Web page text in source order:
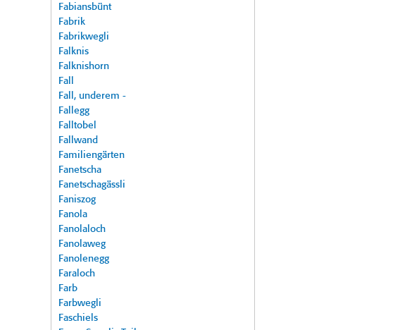
Fabiansbünt
Fabrik
Fabrikwegli
Falknis
Falknishorn
Fall
Fall, underem -
Fallegg
Falltobel
Fallwand
Familiengärten
Fanetscha
Fanetschagässli
Faniszog
Fanola
Fanolaloch
Fanolaweg
Fanolenegg
Faraloch
Farb
Farbwegli
Faschiels